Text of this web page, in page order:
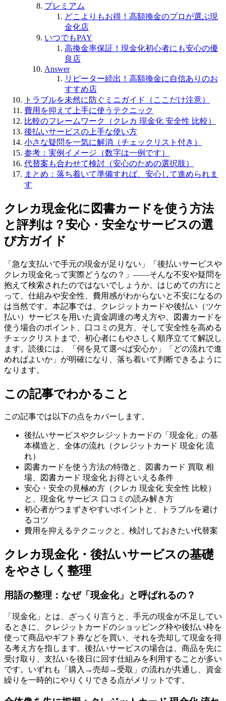
プレミアム
どこよりもお得！高額換金のプロが選ぶ現
金化店
いつでもPAY
高換金率保証！現金化初心者にも安心の優
良店
Answer
リピーター続出！高額換金に自信ありのお
すすめ店
トラブルを未然に防ぐミニガイド（ここだけ注意）
費用を抑えて上手に使うテクニック
比較のフレームワーク（クレカ 現金化 安全性 比較）
後払いサービスの上手な使い方
小さな疑問を一気に解消（チェックリスト付き）
参考：実例イメージ（数字は一例です）
代替案も合わせて検討（安心のための選択肢）
まとめ：落ち着いて準備すれば、安心して進められま
す
クレカ現金化に図書カードを使う方法
と評判は？安心・安全なサービスの選
び方ガイド
「急な支払いで手元の現金が足りない」「後払いサービスや
クレカ現金化って実際どうなの？」――そんな不安や疑問を
抱えて検索されたのではないでしょうか。はじめての方にと
って、仕組みや安全性、費用感がわからないと不安になるの
は当然です。本記事では、クレジットカードや後払い（ツケ
払い）サービスを用いた資金調達の考え方や、図書カードを
使う場合のポイント、口コミの見方、そして安全性を高める
チェックリストまで、初心者にもやさしく順序立てて解説し
ます。読後には、「何を見て選べば安心か」「どの流れで進
めればよいか」が明確になり、落ち着いて判断できるように
なります。
この記事でわかること
この記事では以下の点をカバーします。
後払いサービスやクレジットカードの「現金化」の基
本構造と、全体の流れ（クレジットカード 現金化 流
れ）
図書カードを使う方法の特徴と、図書カード 買取 相
場、図書カード 現金化 お得といえる条件
安心・安全の見極め方（クレカ 現金化 安全性 比較）
と、現金化 サービス 口コミの読み解き方
初心者がつまずきやすいポイントと、トラブルを避け
るコツ
費用を抑えるテクニックと、検討しておきたい代替案
クレカ現金化・後払いサービスの基礎
をやさしく整理
用語の整理：なぜ「現金化」と呼ばれるの？
「現金化」とは、ざっくり言うと、手元の現金が不足してい
るときに、クレジットカードのショッピング枠や後払い枠を
使って商品やギフト券などを買い、それを売却して現金を得
る考え方を指します。後払いサービスの場合は、商品を先に
受け取り、支払いを後日に回す仕組みを利用することが多い
です。いずれも「購入→売却→受取」の流れが共通し、資金
繰りを一時的にやりくりできる点がメリットです。